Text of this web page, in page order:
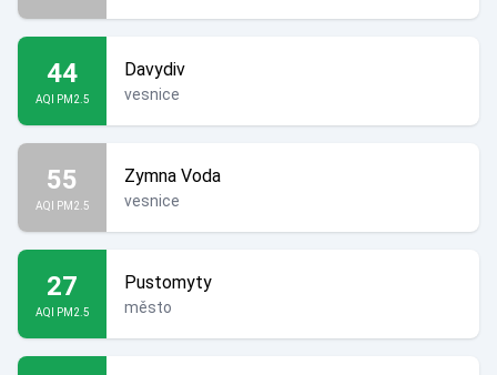
44
AQI PM2.5
Davydiv
vesnice
55
AQI PM2.5
Zymna Voda
vesnice
27
AQI PM2.5
Pustomyty
město